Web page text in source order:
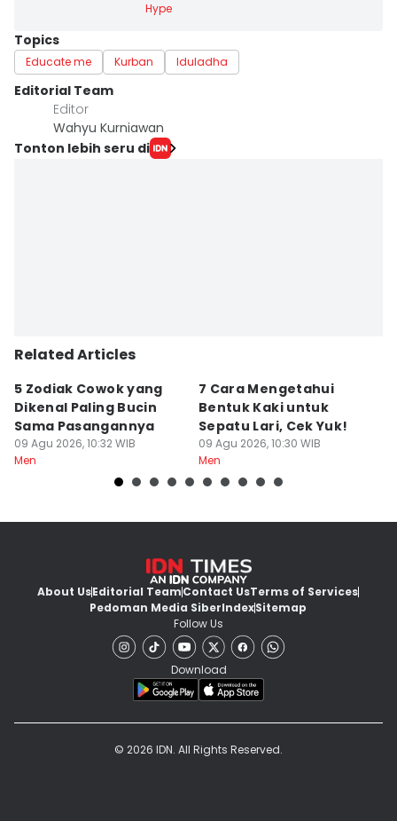
Hype
Topics
Educate me Kurban Iduladha
Editorial Team
Editor
Wahyu Kurniawan
Tonton lebih seru di
Related Articles
5 Zodiak Cowok yang
Dikenal Paling Bucin
Sama Pasangannya
09 Agu 2026, 10:32 WIB
Men
7 Cara Mengetahui
Bentuk Kaki untuk
Sepatu Lari, Cek Yuk!
09 Agu 2026, 10:30 WIB
Men
About UsEditorial TeamContact UsTerms of Services
Pedoman Media SiberIndexSitemap
Follow Us
Download
© 2026 IDN. All Rights Reserved.